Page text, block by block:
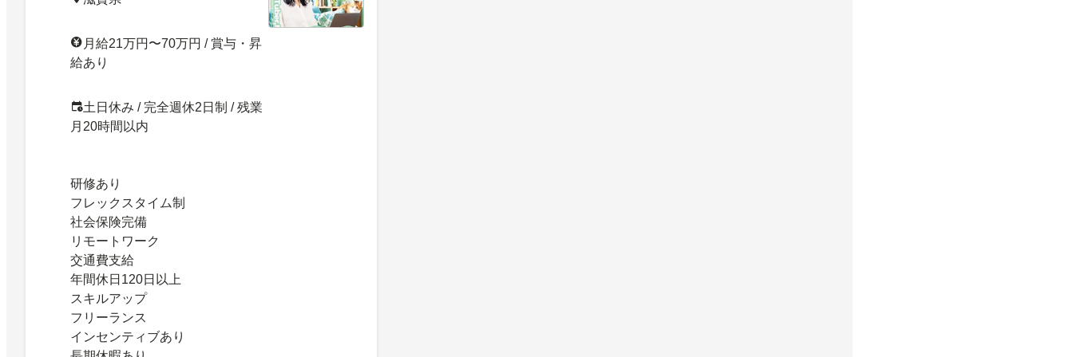
月給21万円〜70万円 / 賞与・昇
給あり
土日休み / 完全週休2日制 / 残業
月20時間以内
研修あり
フレックスタイム制
社会保険完備
リモートワーク
交通費支給
年間休日120日以上
スキルアップ
フリーランス
インセンティブあり